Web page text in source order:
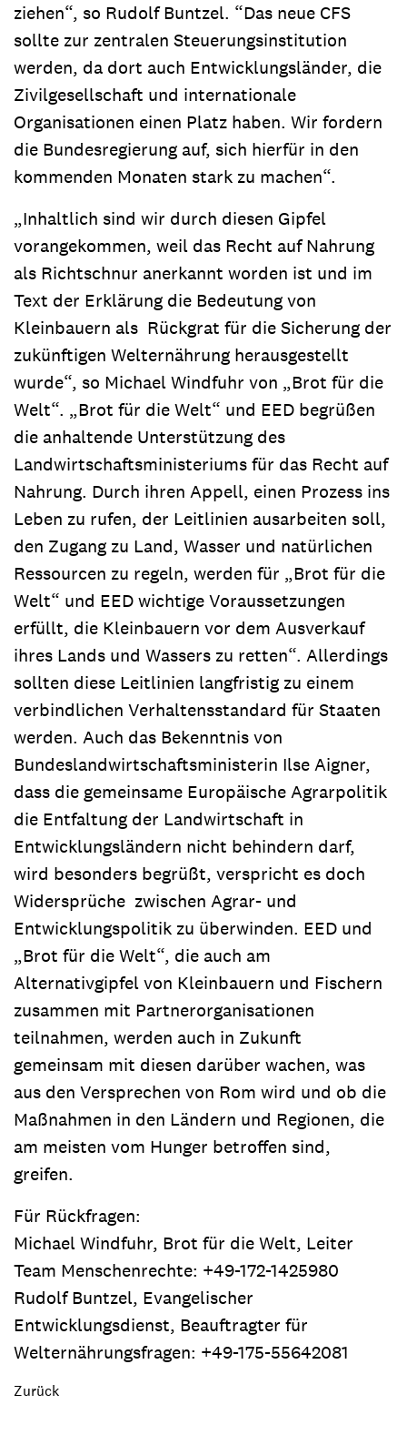
ziehen“, so Rudolf Buntzel. “Das neue CFS
sollte zur zentralen Steuerungsinstitution
werden, da dort auch Entwicklungsländer, die
Zivilgesellschaft und internationale
Organisationen einen Platz haben. Wir fordern
die Bundesregierung auf, sich hierfür in den
kommenden Monaten stark zu machen“.
„Inhaltlich sind wir durch diesen Gipfel
vorangekommen, weil das Recht auf Nahrung
als Richtschnur anerkannt worden ist und im
Text der Erklärung die Bedeutung von
Kleinbauern als Rückgrat für die Sicherung der
zukünftigen Welternährung herausgestellt
wurde“, so Michael Windfuhr von „Brot für die
Welt“. „Brot für die Welt“ und EED begrüßen
die anhaltende Unterstützung des
Landwirtschaftsministeriums für das Recht auf
Nahrung. Durch ihren Appell, einen Prozess ins
Leben zu rufen, der Leitlinien ausarbeiten soll,
den Zugang zu Land, Wasser und natürlichen
Ressourcen zu regeln, werden für „Brot für die
Welt“ und EED wichtige Voraussetzungen
erfüllt, die Kleinbauern vor dem Ausverkauf
ihres Lands und Wassers zu retten“. Allerdings
sollten diese Leitlinien langfristig zu einem
verbindlichen Verhaltensstandard für Staaten
werden. Auch das Bekenntnis von
Bundeslandwirtschaftsministerin Ilse Aigner,
dass die gemeinsame Europäische Agrarpolitik
die Entfaltung der Landwirtschaft in
Entwicklungsländern nicht behindern darf,
wird besonders begrüßt, verspricht es doch
Widersprüche zwischen Agrar- und
Entwicklungspolitik zu überwinden. EED und
„Brot für die Welt“, die auch am
Alternativgipfel von Kleinbauern und Fischern
zusammen mit Partnerorganisationen
teilnahmen, werden auch in Zukunft
gemeinsam mit diesen darüber wachen, was
aus den Versprechen von Rom wird und ob die
Maßnahmen in den Ländern und Regionen, die
am meisten vom Hunger betroffen sind,
greifen.
Für Rückfragen:
Michael Windfuhr, Brot für die Welt, Leiter
Team Menschenrechte: +49-172-1425980
Rudolf Buntzel, Evangelischer
Entwicklungsdienst, Beauftragter für
Welternährungsfragen: +49-175-55642081
Zurück